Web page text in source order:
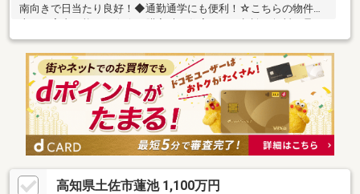
南向きで日当たり良好！◆通勤通学にも便利！☆こちらの物件は
ます♪物件が気になったらお好きなタイミングでお気軽にお問い合
わせください！資料請求フォームからは24時間受付中☆ おうちと
皆様のご縁を結ぶことが私たちの使命です。 皆様にお会いでき
ますことを、心よりお待ち申し上げております 。
高知県土佐市蓮池 1,100万円